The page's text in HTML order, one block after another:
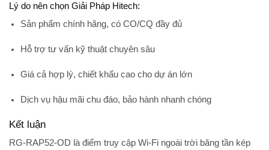
Lý do nên chọn Giải Pháp Hitech:
Sản phẩm chính hãng, có CO/CQ đầy đủ
Hỗ trợ tư vấn kỹ thuật chuyên sâu
Giá cả hợp lý, chiết khấu cao cho dự án lớn
Dịch vụ hậu mãi chu đáo, bảo hành nhanh chóng
Kết luận
RG-RAP52-OD là điểm truy cập Wi-Fi ngoài trời băng tần kép